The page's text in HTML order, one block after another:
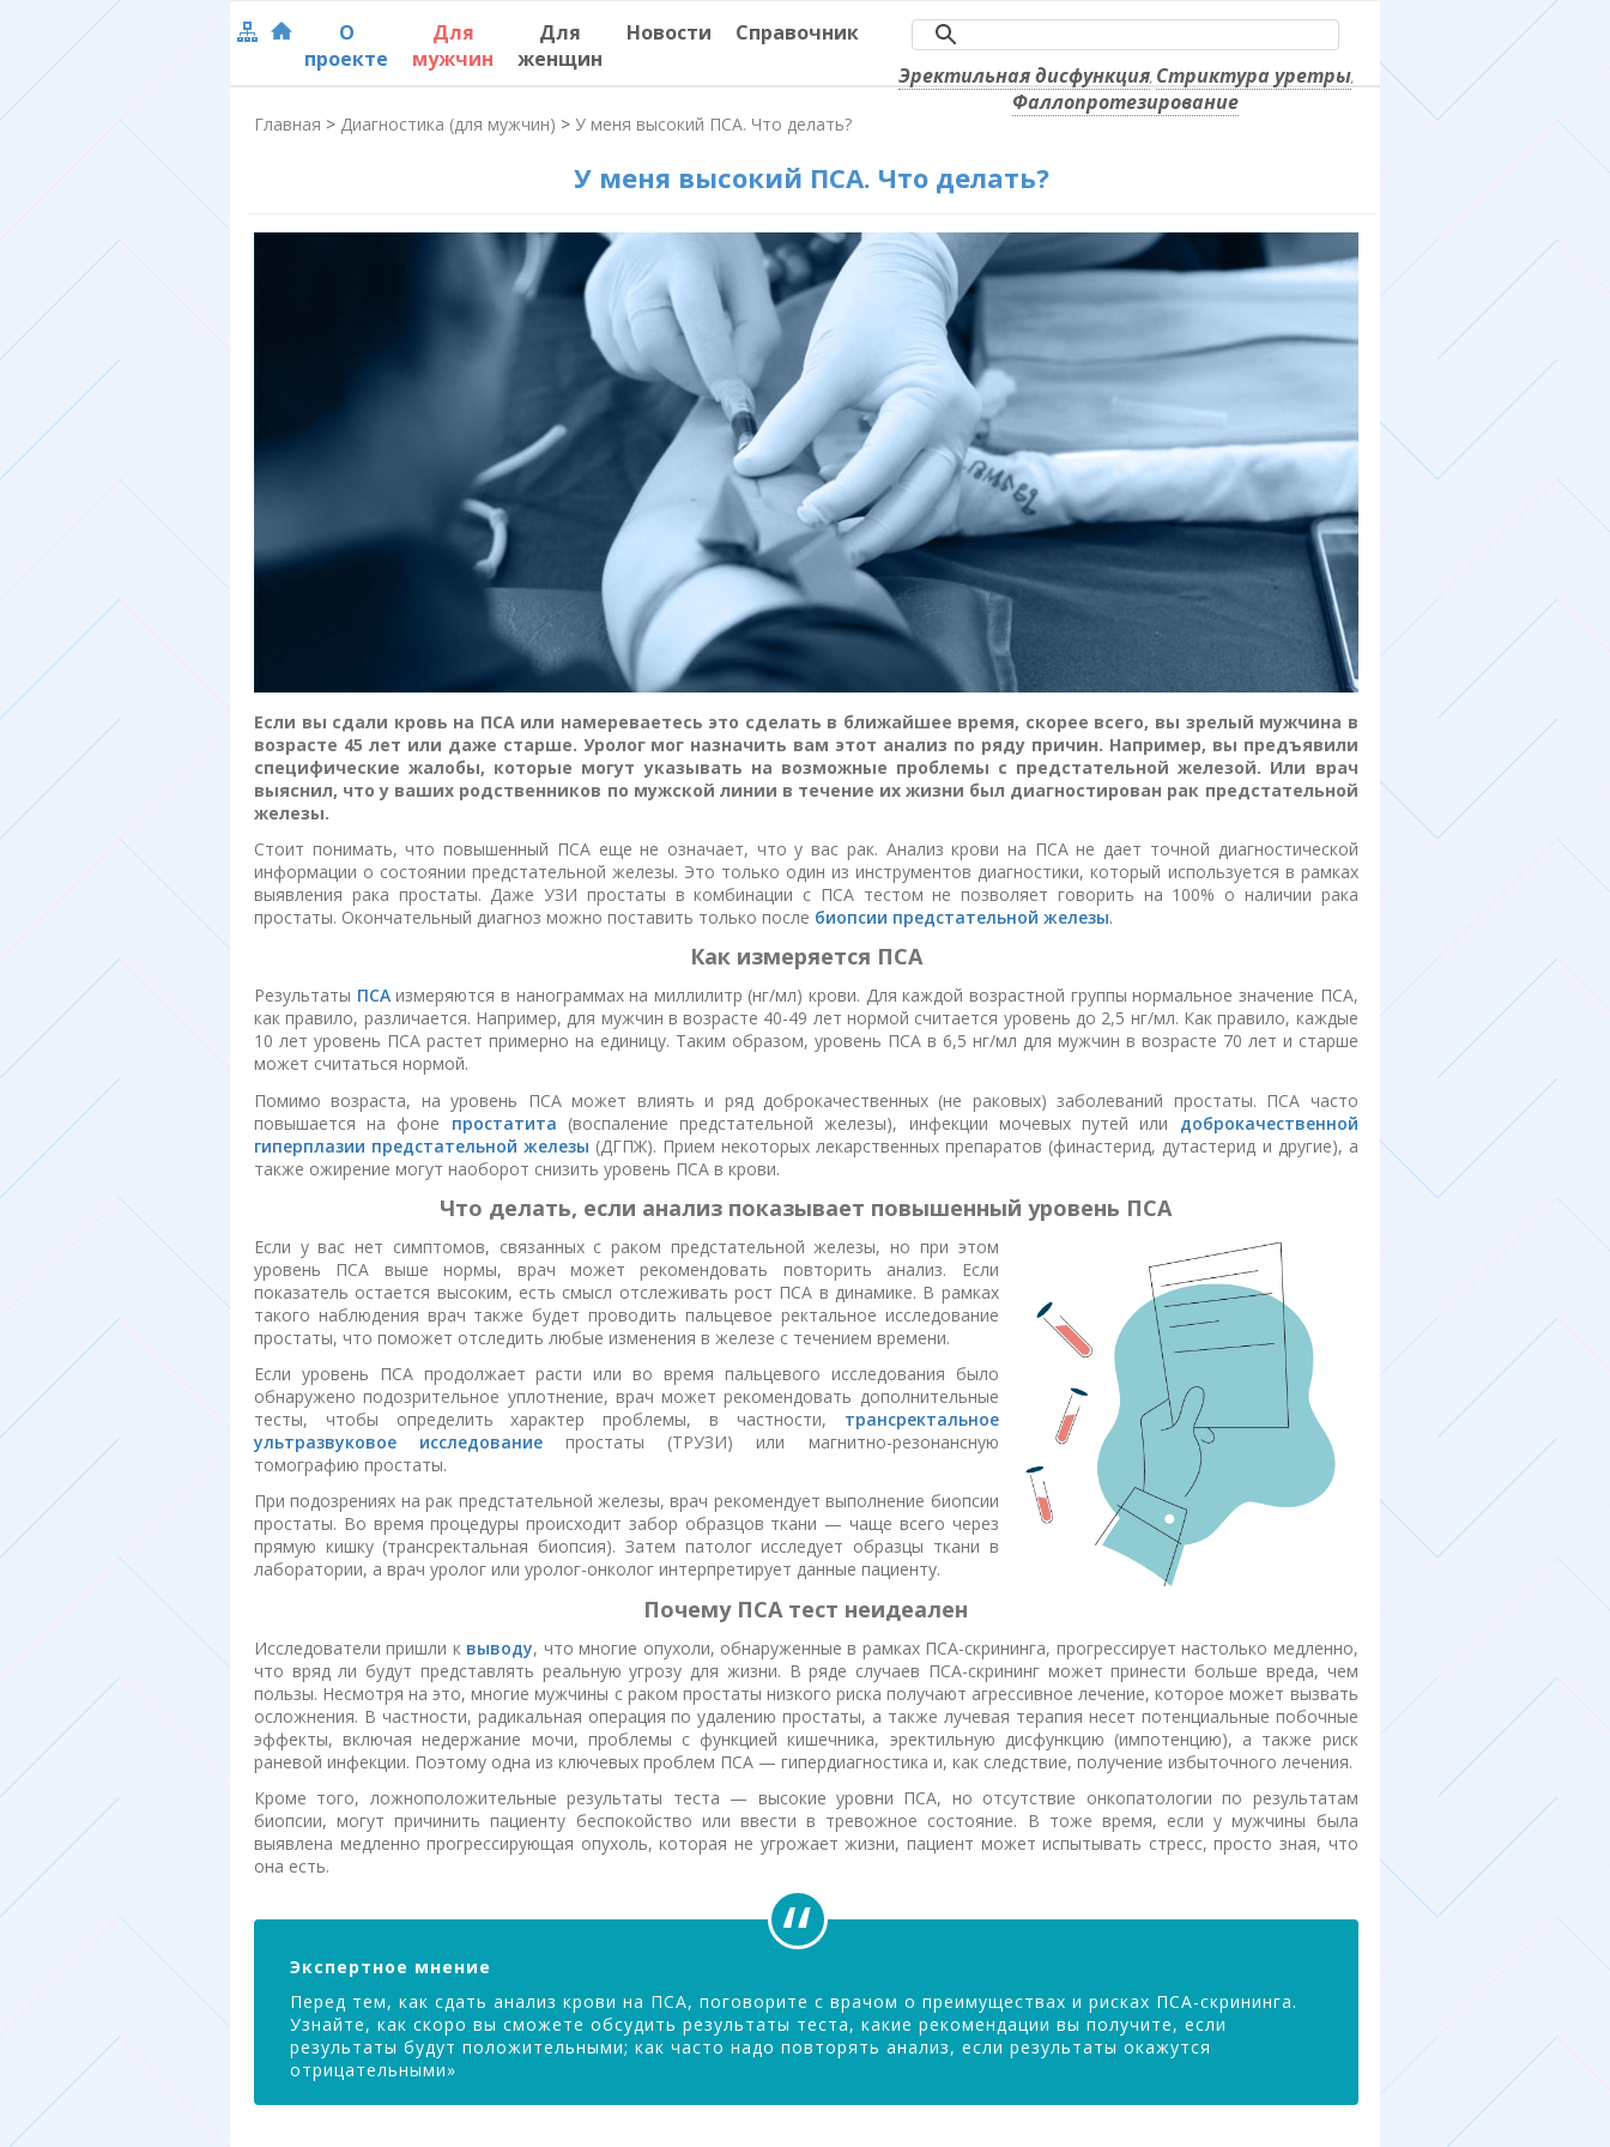
О
проекте
Для
мужчин
Для
женщин
Новости
Справочник
Эректильная дисфункция, Стриктура уретры,
Фаллопротезирование
Главная > Диагностика (для мужчин) > У меня высокий ПСА. Что делать?
У меня высокий ПСА. Что делать?
Если вы сдали кровь на ПСА или намереваетесь это сделать в ближайшее время, скорее всего, вы зрелый мужчина в
возрасте 45 лет или даже старше. Уролог мог назначить вам этот анализ по ряду причин. Например, вы предъявили
специфические жалобы, которые могут указывать на возможные проблемы с предстательной железой. Или врач
выяснил, что у ваших родственников по мужской линии в течение их жизни был диагностирован рак предстательной
железы.
Стоит понимать, что повышенный ПСА еще не означает, что у вас рак. Анализ крови на ПСА не дает точной диагностической
информации о состоянии предстательной железы. Это только один из инструментов диагностики, который используется в рамках
выявления рака простаты. Даже УЗИ простаты в комбинации с ПСА тестом не позволяет говорить на 100% о наличии рака
простаты. Окончательный диагноз можно поставить только после биопсии предстательной железы.
Как измеряется ПСА
Результаты ПСАизмеряются в нанограммах на миллилитр (нг/мл) крови. Для каждой возрастной группы нормальное значение ПСА,
как правило, различается. Например, для мужчин в возрасте 40-49 лет нормой считается уровень до 2,5 нг/мл. Как правило, каждые
10 лет уровень ПСА растет примерно на единицу. Таким образом, уровень ПСА в 6,5 нг/мл для мужчин в возрасте 70 лет и старше
может считаться нормой.
Помимо возраста, на уровень ПСА может влиять и ряд доброкачественных (не раковых) заболеваний простаты. ПСА часто
повышается на фоне простатита (воспаление предстательной железы), инфекции мочевых путей или доброкачественной
гиперплазии предстательной железы (ДГПЖ). Прием некоторых лекарственных препаратов (финастерид, дутастерид и другие), а
также ожирение могут наоборот снизить уровень ПСА в крови.
Что делать, если анализ показывает повышенный уровень ПСА
Если у вас нет симптомов, связанных с раком предстательной железы, но при этом
уровень ПСА выше нормы, врач может рекомендовать повторить анализ. Если
показатель остается высоким, есть смысл отслеживать рост ПСА в динамике. В рамках
такого наблюдения врач также будет проводить пальцевое ректальное исследование
простаты, что поможет отследить любые изменения в железе с течением времени.
Если уровень ПСА продолжает расти или во время пальцевого исследования было
обнаружено подозрительное уплотнение, врач может рекомендовать дополнительные
тесты, чтобы определить характер проблемы, в частности, трансректальное
ультразвуковое исследование простаты (ТРУЗИ) или магнитно-резонансную
томографию простаты.
При подозрениях на рак предстательной железы, врач рекомендует выполнение биопсии
простаты. Во время процедуры происходит забор образцов ткани — чаще всего через
прямую кишку (трансректальная биопсия). Затем патолог исследует образцы ткани в
лаборатории, а врач уролог или уролог-онколог интерпретирует данные пациенту.
Почему ПСА тест неидеален
Исследователи пришли к выводу, что многие опухоли, обнаруженные в рамках ПСА-скрининга, прогрессирует настолько медленно,
что вряд ли будут представлять реальную угрозу для жизни. В ряде случаев ПСА-скрининг может принести больше вреда, чем
пользы. Несмотря на это, многие мужчины с раком простаты низкого риска получают агрессивное лечение, которое может вызвать
осложнения. В частности, радикальная операция по удалению простаты, а также лучевая терапия несет потенциальные побочные
эффекты, включая недержание мочи, проблемы с функцией кишечника, эректильную дисфункцию (импотенцию), а также риск
раневой инфекции. Поэтому одна из ключевых проблем ПСА — гипердиагностика и, как следствие, получение избыточного лечения.
Кроме того, ложноположительные результаты теста — высокие уровни ПСА, но отсутствие онкопатологии по результатам
биопсии, могут причинить пациенту беспокойство или ввести в тревожное состояние. В тоже время, если у мужчины была
выявлена медленно прогрессирующая опухоль, которая не угрожает жизни, пациент может испытывать стресс, просто зная, что
она есть.
Экспертное мнение
Перед тем, как сдать анализ крови на ПСА, поговорите с врачом о преимуществах и рисках ПСА-скрининга.
Узнайте, как скоро вы сможете обсудить результаты теста, какие рекомендации вы получите, если
результаты будут положительными; как часто надо повторять анализ, если результаты окажутся
отрицательными»